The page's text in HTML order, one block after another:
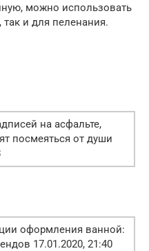
можно использовать
так и для пеленания.
на асфальте,
посмеяться от души
оформления ванной:
17.01.2020, 21:40